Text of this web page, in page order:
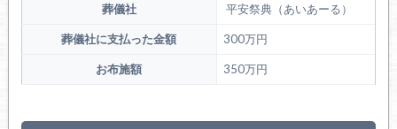
葬儀社 平安祭典（あいあーる）
葬儀社に支払った金額 300万円
お布施額 350万円